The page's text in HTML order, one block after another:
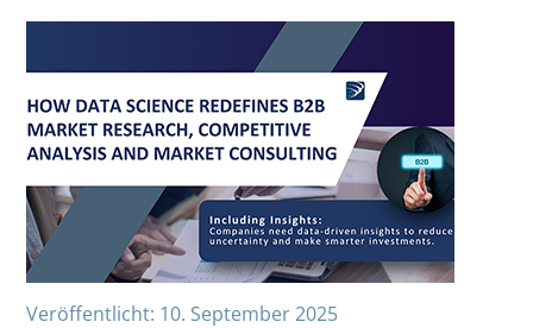
Veröffentlicht: 10. September 2025